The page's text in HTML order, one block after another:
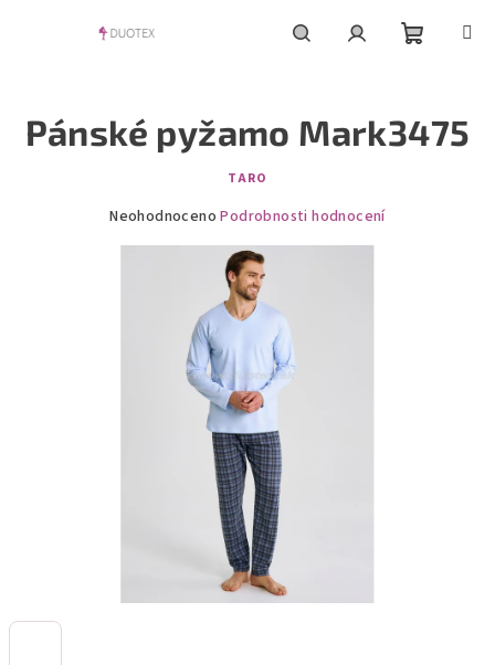
košík
Pánské pyžamo Mark3475
TARO
Průměrné
Neohodnoceno Podrobnosti hodnocení